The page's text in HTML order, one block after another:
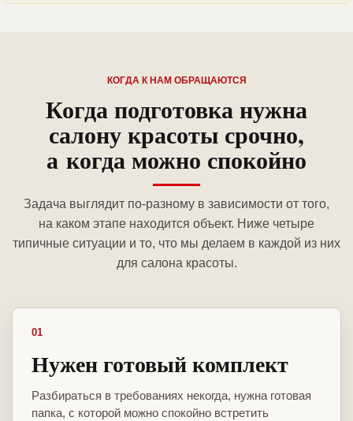
КОГДА К НАМ ОБРАЩАЮТСЯ
Когда подготовка нужна
салону красоты срочно,
а когда можно спокойно
Задача выглядит по-разному в зависимости от того,
на каком этапе находится объект. Ниже четыре
типичные ситуации и то, что мы делаем в каждой из них
для салона красоты.
01
Нужен готовый комплект
Разбираться в требованиях некогда, нужна готовая
папка, с которой можно спокойно встретить